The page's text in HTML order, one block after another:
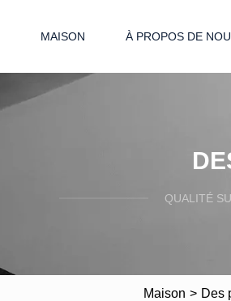
MAISON À PROPOS DE
QUALITÉ
Maison > Des